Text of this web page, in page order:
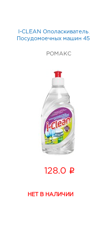
I-CLEAN Ополаскиватель
Посудомоечных машин
РОМАКС
128.0 i